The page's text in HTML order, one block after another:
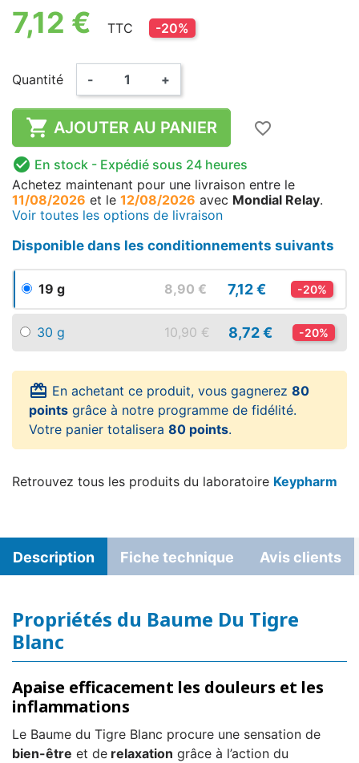
7,12 € TTC -20%
Quantité - +
 AJOUTER AU PANIER
favorite_border
 En stock - Expédié sous 24 heures
Achetez maintenant pour une livraison entre le
11/08/2026 et le 12/08/2026 avec Mondial Relay.
Voir toutes les options de livraison
Disponible dans les conditionnements suivants
19 g 8,90 € 7,12 € -20%
30 g 10,90 € 8,72 € -20%
card_giftcard En achetant ce produit, vous gagnerez 80
points grâce à notre programme de fidélité.
Votre panier totalisera 80 points.
Retrouvez tous les produits du laboratoire Keypharm
Description Fiche technique Avis clients
Propriétés du Baume Du Tigre
Blanc
Apaise efficacement les douleurs et les
inflammations
Le Baume du Tigre Blanc procure une sensation de
bien-être et de relaxation grâce à l’action du